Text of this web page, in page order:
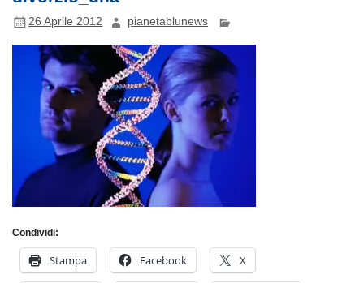
26 Aprile 2012 pianetablunews
Condividi:
Stampa Facebook X